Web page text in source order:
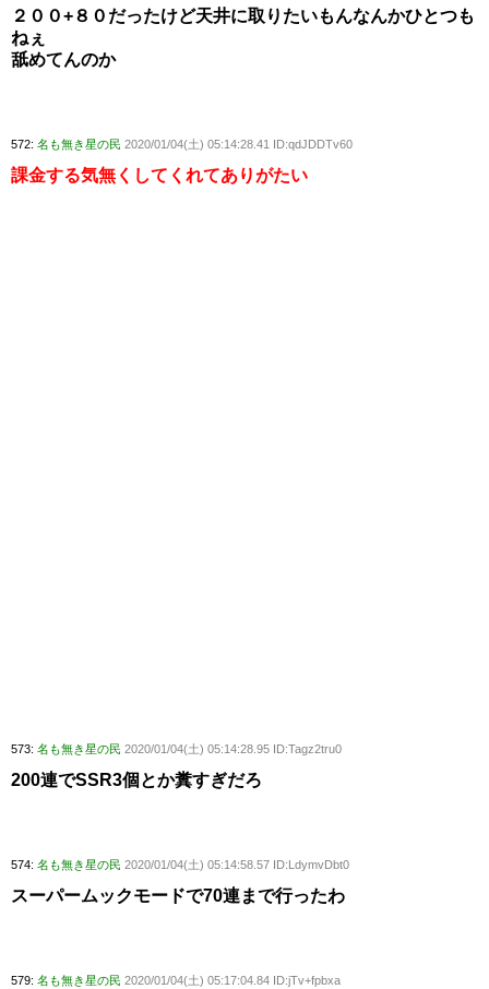
２００+８０だったけど天井に取りたいもんなんかひとつも
ねぇ
舐めてんのか
572: 名も無き星の民 2020/01/04(土) 05:14:28.41 ID:qdJDDTv60
課金する気無くしてくれてありがたい
573: 名も無き星の民 2020/01/04(土) 05:14:28.95 ID:Tagz2tru0
200連でSSR3個とか糞すぎだろ
574: 名も無き星の民 2020/01/04(土) 05:14:58.57 ID:LdymvDbt0
スーパームックモードで70連まで行ったわ
579: 名も無き星の民 2020/01/04(土) 05:17:04.84 ID:jTv+fpbxa